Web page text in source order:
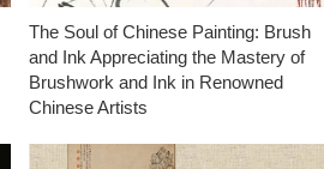
The Soul of Chinese Painting: Brush
and Ink Appreciating the Mastery of
Brushwork and Ink in Renowned
Chinese Artists